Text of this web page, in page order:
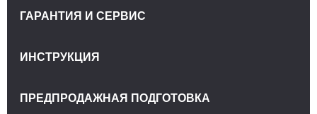
ГАРАНТИЯ И СЕРВИС
ИНСТРУКЦИЯ
ПРЕДПРОДАЖНАЯ ПОДГОТОВКА